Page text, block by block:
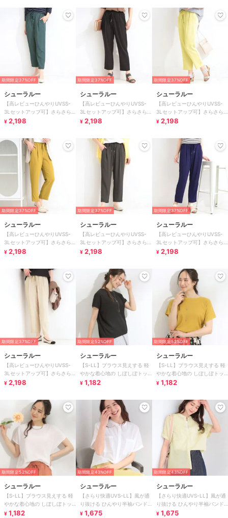
期間限定37%OFF
シューラルー
【高レビューひんやりUVSS-
3Lセットアップ可】さらさら
ぷるん イージーテーパードパ
¥ 2,198
期間限定37%OFF
シューラルー
【高レビューひんやりUVSS-
3Lセットアップ可】さらさら
ぷるん イージーテーパードパ
¥ 2,198
期間限定37%OFF
シューラルー
【高レビューひんやりUVSS-
3Lセットアップ可】さらさら
ぷるん イージーテーパードパ
¥ 2,198
期間限定37%OFF
シューラルー
【高レビューひんやりUVSS-
3Lセットアップ可】さらさら
ぷるん イージーテーパードパ
¥ 2,198
期間限定37%OFF
シューラルー
【高レビューひんやりUVSS-
3Lセットアップ可】さらさら
ぷるん イージーテーパードパ
¥ 2,198
期間限定37%OFF
シューラルー
【高レビューひんやりUVSS-
3Lセットアップ可】さらさら
ぷるん イージーテーパードパ
¥ 2,198
期間限定37%OFF
シューラルー
【高レビューひんやりUVSS-
3Lセットアップ可】さらさら
ぷるん イージーテーパードパ
¥ 2,198
期間限定52%OFF
シューラルー
【S-LL】ブラウス見えする 軽
やかな着心地の しぼしぼトッ
プス
¥ 1,182
期間限定52%OFF
シューラルー
【S-LL】ブラウス見えする 軽
やかな着心地の しぼしぼトッ
プス
¥ 1,182
期間限定52%OFF
シューラルー
【S-LL】ブラウス見えする 軽
やかな着心地の しぼしぼトッ
プス
¥ 1,182
期間限定43%OFF
シューラルー
【さらり快適UVS-LL】風が通
り抜ける ひんやり半袖バンド
カラーシアーシャツ
¥ 1,675
期間限定43%OFF
シューラルー
【さらり快適UVS-LL】風が通
り抜ける ひんやり半袖バンド
カラーシアーシャツ
¥ 1,675